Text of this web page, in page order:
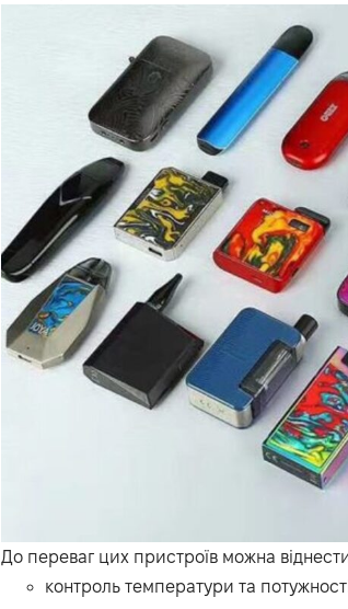
До переваг цих пристроїв можна
контроль температури та